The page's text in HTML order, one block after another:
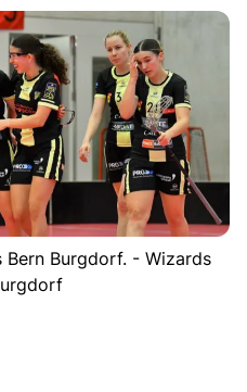
Bern Burgdorf. - Wizards